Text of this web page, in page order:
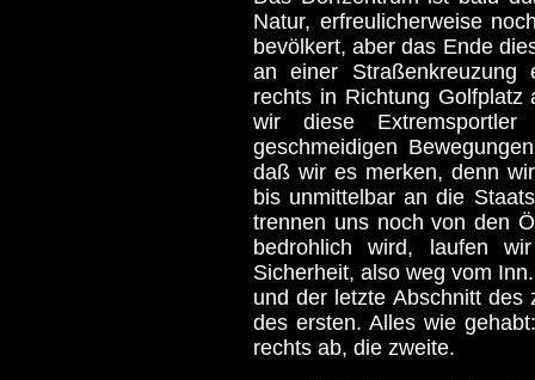
Natur, erfreulicherweise
bevölkert, aber das Ende
an einer
rechts in Richtung Golfplatz
wir diese
geschmeidigen
daß wir es merken, denn
bis unmittelbar an die
trennen uns noch von den
bedrohlich wird, laufen
Sicherheit, also weg vom
und der letzte Abschnitt des
des ersten. Alles wie
rechts ab, die zweite.